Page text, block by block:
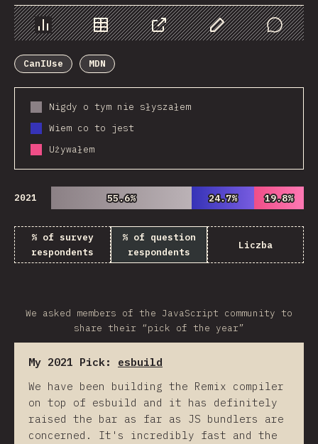
Chart Data Share Customize Data
Comments
CanIUse
MDN
Nigdy o tym nie słyszałem
Wiem co to jest
Używałem
2021 55.6%
55.6% 24.7%
24.7% 19.8%
19.8%
% of survey
respondents
% of question
respondents
Liczba
We asked members of the JavaScript community to
share their “pick of the year”
My 2021 Pick: esbuild
We have been building the Remix compiler
on top of esbuild and it has definitely
raised the bar as far as JS bundlers are
concerned. It's incredibly fast and the